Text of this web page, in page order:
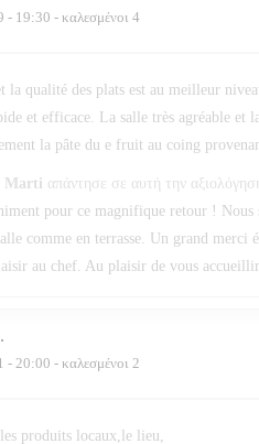
- 19:30 - καλεσμένοι 4
la qualité des plats est au meilleur
et efficace. La salle très agréable et
la pâte du e fruit au coing
Marti απάντησε σε αυτή την
pour ce magnifique retour ! Nous
comme en terrasse. Un grand
au chef. Au plaisir de vous
- 20:00 - καλεσμένοι 2
produits locaux,le lieu,